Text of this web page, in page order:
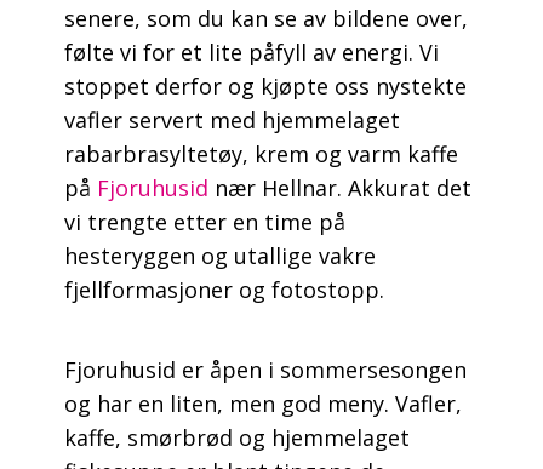
senere, som du kan se av bildene over,
følte vi for et lite påfyll av energi. Vi
stoppet derfor og kjøpte oss nystekte
vafler servert med hjemmelaget
rabarbrasyltetøy, krem og varm kaffe
på Fjoruhusid nær Hellnar. Akkurat det
vi trengte etter en time på
hesteryggen og utallige vakre
fjellformasjoner og fotostopp.
Fjoruhusid er åpen i sommersesongen
og har en liten, men god meny. Vafler,
kaffe, smørbrød og hjemmelaget